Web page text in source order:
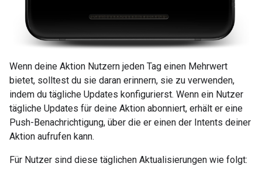
Wenn deine Aktion Nutzern jeden Tag einen Mehrwert
bietet, solltest du sie daran erinnern, sie zu verwenden,
indem du tägliche Updates konfigurierst. Wenn ein Nutzer
tägliche Updates für deine Aktion abonniert, erhält er eine
Push-Benachrichtigung, über die er einen der Intents deiner
Aktion aufrufen kann.
Für Nutzer sind diese täglichen Aktualisierungen wie folgt: